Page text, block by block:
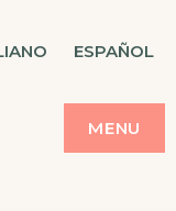
ESPAÑOL
MENU